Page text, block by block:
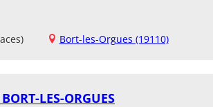
Bort-les-Orgues (19110)
LES-ORGUES